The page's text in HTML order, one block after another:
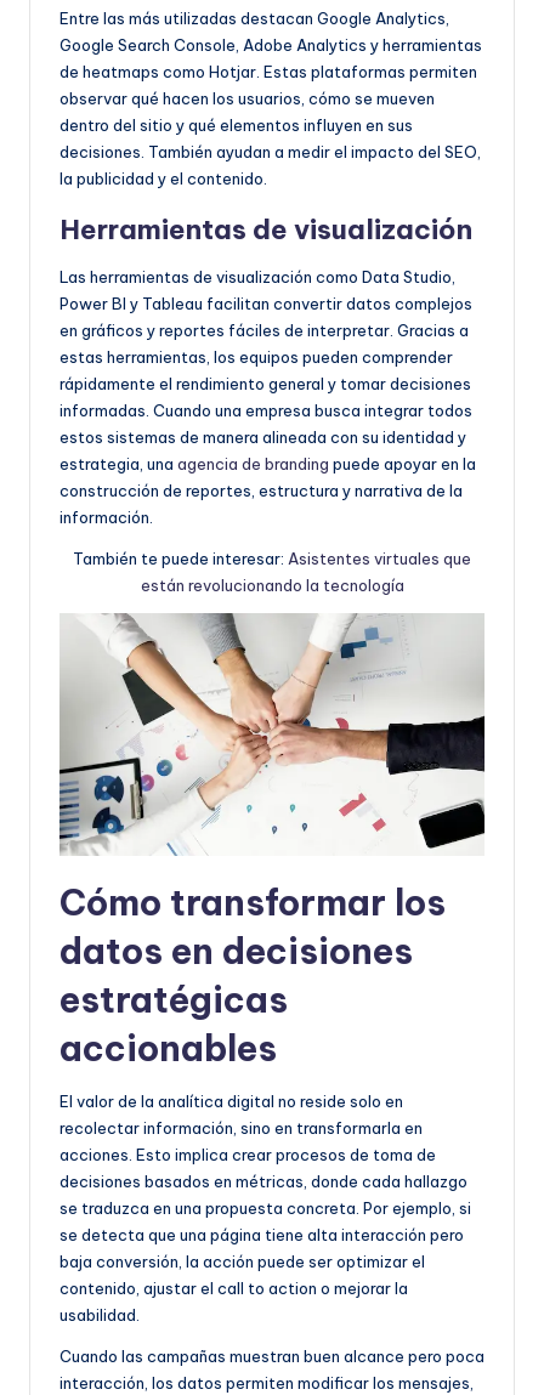
Entre las más utilizadas destacan Google Analytics,
Google Search Console, Adobe Analytics y herramientas
de heatmaps como Hotjar. Estas plataformas permiten
observar qué hacen los usuarios, cómo se mueven
dentro del sitio y qué elementos influyen en sus
decisiones. También ayudan a medir el impacto del SEO,
la publicidad y el contenido.
Herramientas de visualización
Las herramientas de visualización como Data Studio,
Power BI y Tableau facilitan convertir datos complejos
en gráficos y reportes fáciles de interpretar. Gracias a
estas herramientas, los equipos pueden comprender
rápidamente el rendimiento general y tomar decisiones
informadas. Cuando una empresa busca integrar todos
estos sistemas de manera alineada con su identidad y
estrategia, una agencia de branding puede apoyar en la
construcción de reportes, estructura y narrativa de la
información.
También te puede interesar: Asistentes virtuales que
están revolucionando la tecnología
Cómo transformar los
datos en decisiones
estratégicas
accionables
El valor de la analítica digital no reside solo en
recolectar información, sino en transformarla en
acciones. Esto implica crear procesos de toma de
decisiones basados en métricas, donde cada hallazgo
se traduzca en una propuesta concreta. Por ejemplo, si
se detecta que una página tiene alta interacción pero
baja conversión, la acción puede ser optimizar el
contenido, ajustar el call to action o mejorar la
usabilidad.
Cuando las campañas muestran buen alcance pero poca
interacción, los datos permiten modificar los mensajes,